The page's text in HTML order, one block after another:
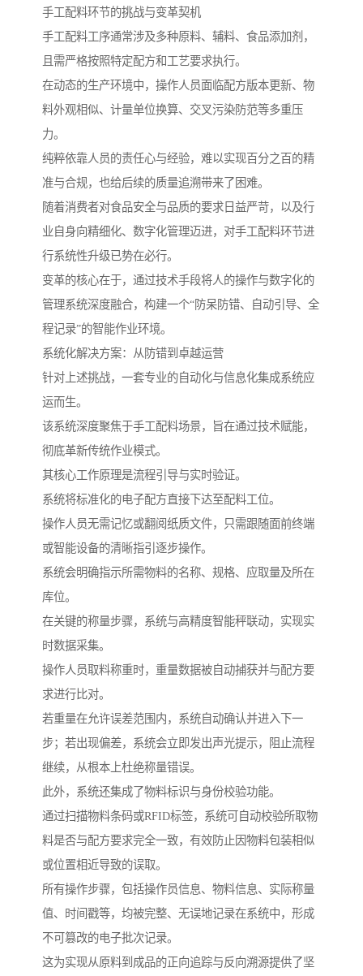
手工配料环节的挑战与变革契机
手工配料工序通常涉及多种原料、辅料、食品添加剂，
且需严格按照特定配方和工艺要求执行。
在动态的生产环境中，操作人员面临配方版本更新、物
料外观相似、计量单位换算、交叉污染防范等多重压
力。
纯粹依靠人员的责任心与经验，难以实现百分之百的精
准与合规，也给后续的质量追溯带来了困难。
随着消费者对食品安全与品质的要求日益严苛，以及行
业自身向精细化、数字化管理迈进，对手工配料环节进
行系统性升级已势在必行。
变革的核心在于，通过技术手段将人的操作与数字化的
管理系统深度融合，构建一个“防呆防错、自动引导、全
程记录”的智能作业环境。
系统化解决方案：从防错到卓越运营
针对上述挑战，一套专业的自动化与信息化集成系统应
运而生。
该系统深度聚焦于手工配料场景，旨在通过技术赋能，
彻底革新传统作业模式。
其核心工作原理是流程引导与实时验证。
系统将标准化的电子配方直接下达至配料工位。
操作人员无需记忆或翻阅纸质文件，只需跟随面前终端
或智能设备的清晰指引逐步操作。
系统会明确指示所需物料的名称、规格、应取量及所在
库位。
在关键的称量步骤，系统与高精度智能秤联动，实现实
时数据采集。
操作人员取料称重时，重量数据被自动捕获并与配方要
求进行比对。
若重量在允许误差范围内，系统自动确认并进入下一
步；若出现偏差，系统会立即发出声光提示，阻止流程
继续，从根本上杜绝称量错误。
此外，系统还集成了物料标识与身份校验功能。
通过扫描物料条码或RFID标签，系统可自动校验所取物
料是否与配方要求完全一致，有效防止因物料包装相似
或位置相近导致的误取。
所有操作步骤，包括操作员信息、物料信息、实际称量
值、时间戳等，均被完整、无误地记录在系统中，形成
不可篡改的电子批次记录。
这为实现从原料到成品的正向追踪与反向溯源提供了坚